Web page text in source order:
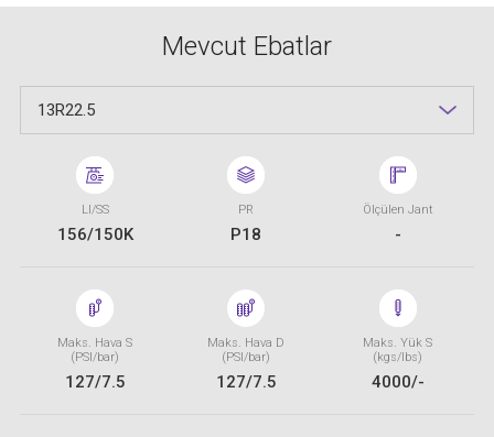
Mevcut Ebatlar
13R22.5
LI/SS
156/150K
PR
P18
Ölçülen Jant
-
Maks. Hava S
(PSI/bar)
127/7.5
Maks. Hava D
(PSI/bar)
127/7.5
Maks. Yük S
(kgs/lbs)
4000/-